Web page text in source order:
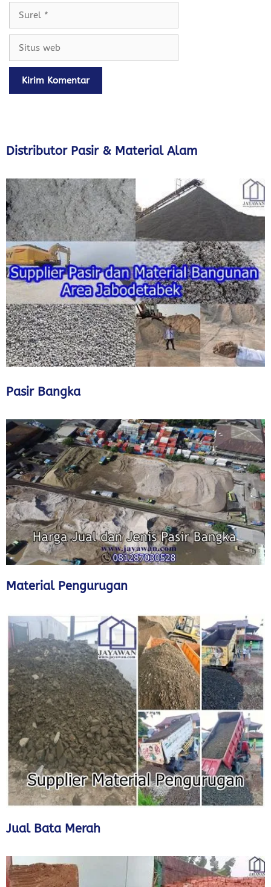
web
Distributor Pasir & Material Alam
Pasir Bangka
Material Pengurugan
Jual Bata Merah